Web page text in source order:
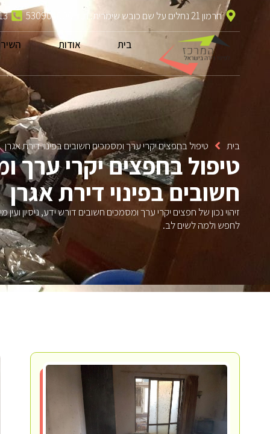
חרמון 21 נחלים על שם כובש שימרית. ת.ד 530904000
בית אודות
בית טיפול בחפצים יקרי ערך ומסמכים חשובים בפינוי דירת אגרן
טיפול בחפצים יקרי ערך
חשובים בפינוי דירת אגרן
זיהוי נכון של חפצים יקרי ערך ומסמכים חשובים דורש ידע, ניסיון ועין
לחפש ולמה לשים לב.